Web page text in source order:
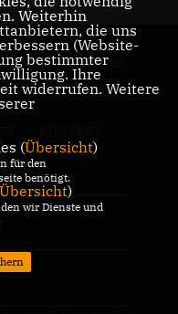
Ortsunion Beelen
Weiterhin
die uns
(Website-
bestimmter
Ihre
widerrufen. Weitere
(Übersicht)
für den
benötigt.
)
wir Dienste und